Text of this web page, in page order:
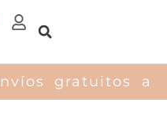
gratuitos